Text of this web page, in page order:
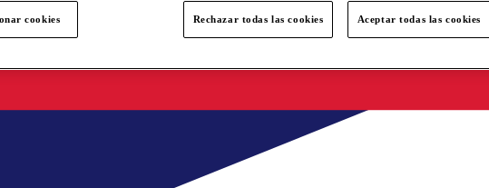
cookies Rechazar todas las cookies Aceptar todas las cookies